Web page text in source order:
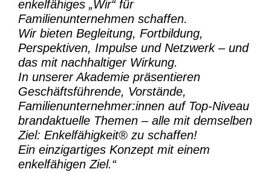
enkelfähiges „Wir“ für
Familienunternehmen schaffen.
Wir bieten Begleitung, Fortbildung,
Perspektiven, Impulse und Netzwerk – und
das mit nachhaltiger Wirkung.
In unserer Akademie präsentieren
Geschäftsführende, Vorstände,
Familienunternehmer:innen auf Top-Niveau
brandaktuelle Themen – alle mit demselben
Ziel: Enkelfähigkeit® zu schaffen!
Ein einzigartiges Konzept mit einem
enkelfähigen Ziel.“